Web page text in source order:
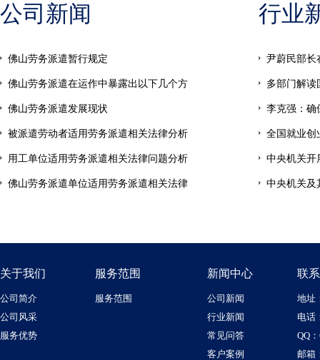
公司新闻
佛山劳务派遣暂行规定
佛山劳务派遣在运作中暴露出以下几个方
佛山劳务派遣发展现状
被派遣劳动者适用劳务派遣相关法律分析
用工单位适用劳务派遣相关法律问题分析
佛山劳务派遣单位适用劳务派遣相关法律
行业
尹蔚民部长
多部门解读
李克强：确
全国就业创
中央机关开
中央机关及
关于我们 服务范围 新闻中心 联
公司简介
公司风采
服务优势
服务范围
公司新闻
行业新闻
常见问答
客户案例
地址
电话
QQ
邮箱